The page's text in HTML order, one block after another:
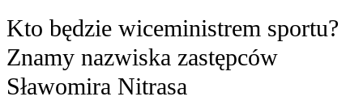
Kto będzie wiceministrem sportu?
Znamy nazwiska zastępców
Sławomira Nitrasa